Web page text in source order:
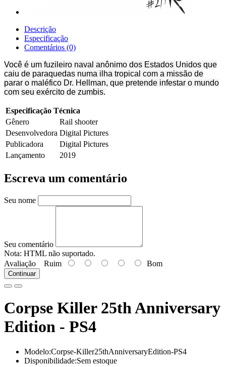
Descrição
Especificação
Comentários (0)
Você é um fuzileiro naval anônimo dos Estados Unidos que
caiu de paraquedas numa ilha tropical com a missão de
parar o maléfico Dr. Hellman, que pretende infestar o mundo
com seu exército de zumbis.
Especificação Técnica
Gênero
Rail shooter
Desenvolvedora Digital Pictures
Publicadora
Digital Pictures
Lançamento
2019
Escreva um comentário
Seu nome
Seu comentário
Nota: HTML não suportado.
Avaliação Ruim Bom
Continuar
Corpse Killer 25th Anniversary
Edition - PS4
Modelo:Corpse-Killer25thAnniversaryEdition-PS4
Disponibilidade:Sem estoque